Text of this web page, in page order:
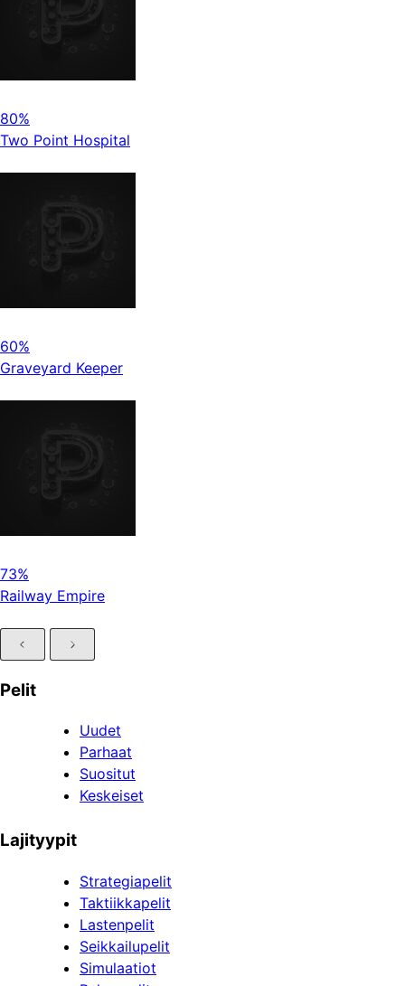
80%
Two Point Hospital
60%
Graveyard Keeper
73%
Railway Empire
Pelit
Uudet
Parhaat
Suositut
Keskeiset
Lajityypit
Strategiapelit
Taktiikkapelit
Lastenpelit
Seikkailupelit
Simulaatiot